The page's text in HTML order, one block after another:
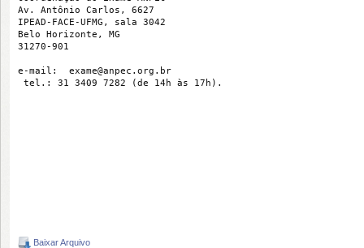
Av. Antônio Carlos, 6627
IPEAD-FACE-UFMG, sala 3042
Belo Horizonte, MG
31270-901
e-mail:  exame@anpec.org.br
tel.: 31 3409 7282 (de 14h às 17h).
Baixar Arquivo